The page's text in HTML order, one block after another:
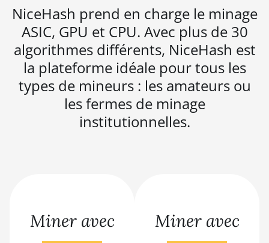
BITMAIN AntMiner
K5
BITMAIN AntMiner
K7
BITMAIN AntMiner
BITMAIN AntMiner
KS5
NiceHash prend en charge le minage
ASIC, GPU et CPU. Avec plus de 30
algorithmes différents, NiceHash est
la plateforme idéale pour tous les
types de mineurs : les amateurs ou
les fermes de minage
institutionnelles.
Miner avec Miner avec